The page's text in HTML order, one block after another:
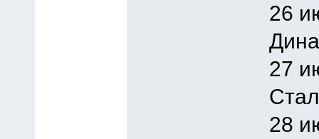
26
27
28